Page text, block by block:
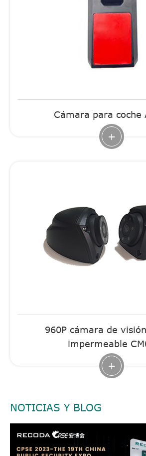
Cámara para coche
+
960P cámara de
impermeable
+
NOTICIAS Y BLOG